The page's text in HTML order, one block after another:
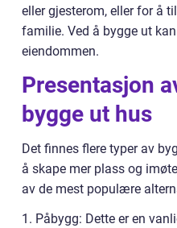
eller gjesterom, eller for å
familie. Ved å bygge ut
eiendommen.
Presentasjon
bygge ut hus
Det finnes flere typer av
å skape mer plass og
av de mest populære
1. Påbygg: Dette er en